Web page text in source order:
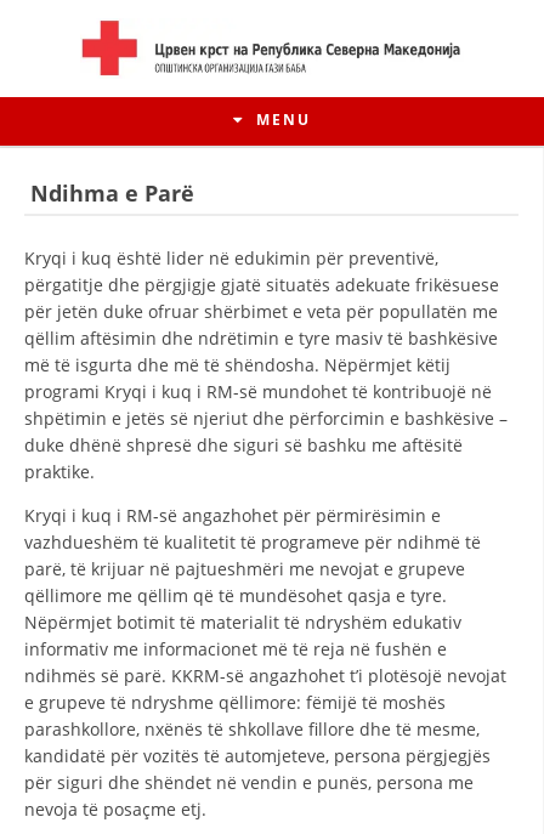
MENU
HISTORIA E LËVIZJES
STRUKTURA E ORGANIZATËS
KONTAKT INFORMACIONE
ANËTARËSIMI NË STRUKTURAT PROFESIONALE
STATUTI I KRYQIT TË KUQ
Ndihma e Parë
Kryqi i kuq është lider në edukimin për preventivë,
përgatitje dhe përgjigje gjatë situatës adekuate frikësuese
për jetën duke ofruar shërbimet e veta për popullatën me
qëllim aftësimin dhe ndrëtimin e tyre masiv të bashkësive
më të isgurta dhe më të shëndosha. Nëpërmjet këtij
programi Kryqi i kuq i RM-së mundohet të kontribuojë në
shpëtimin e jetës së njeriut dhe përforcimin e bashkësive –
duke dhënë shpresë dhe siguri së bashku me aftësitë
praktike.
Kryqi i kuq i RM-së angazhohet për përmirësimin e
vazhdueshëm të kualitetit të programeve për ndihmë të
parë, të krijuar në pajtueshmëri me nevojat e grupeve
qëllimore me qëllim që të mundësohet qasja e tyre.
Nëpërmjet botimit të materialit të ndryshëm edukativ
informativ me informacionet më të reja në fushën e
ndihmës së parë. KKRM-së angazhohet t’i plotësojë nevojat
e grupeve të ndryshme qëllimore: fëmijë të moshës
parashkollore, nxënës të shkollave fillore dhe të mesme,
kandidatë për vozitës të automjeteve, persona përgjegjës
për siguri dhe shëndet në vendin e punës, persona me
nevoja të posaçme etj.